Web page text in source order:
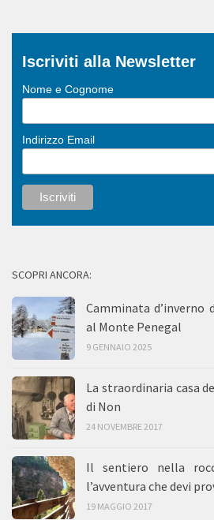
Iscriviti alla Newsletter
Nome e Cognome
Indirizzo Email
SCOPRI ANCORA:
Camminata d’inverno
al Monte Penegal
9 GENNAIO 2025
La straordinaria casa
di Non
24 NOVEMBRE 2017
Il sentiero nella
l’avventura che devi
19 MAGGIO 2017